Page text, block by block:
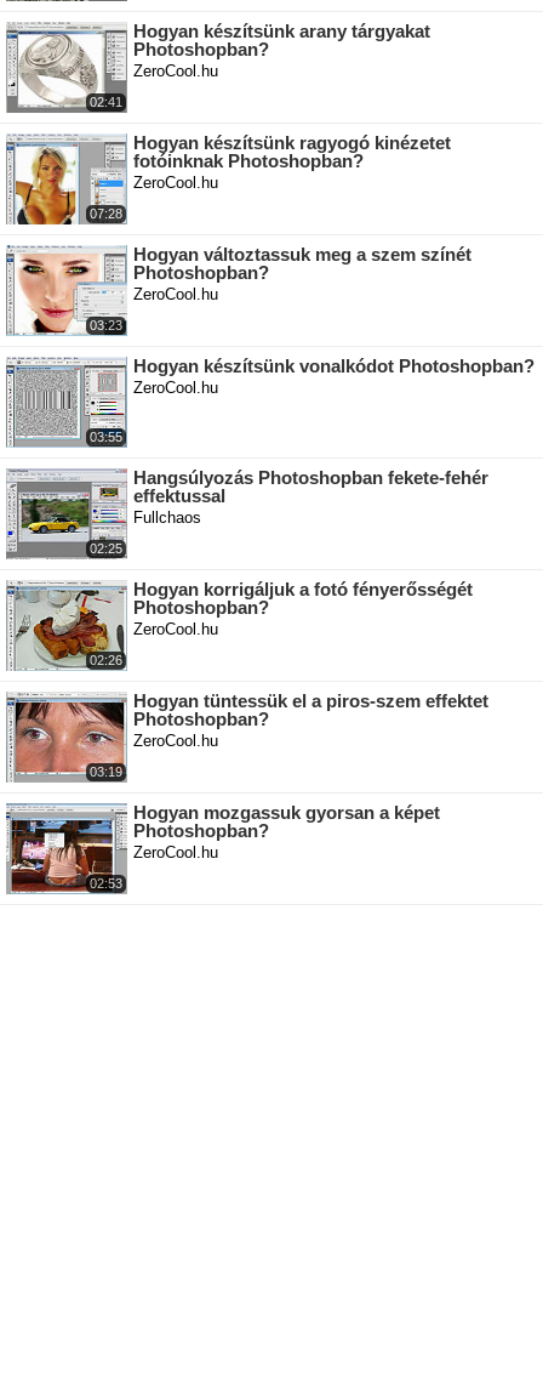
02:41
Hogyan készítsünk arany tárgyakat
Photoshopban?
ZeroCool.hu
07:28
Hogyan készítsünk ragyogó kinézetet
fotóinknak Photoshopban?
ZeroCool.hu
03:23
Hogyan változtassuk meg a szem színét
Photoshopban?
ZeroCool.hu
03:55
Hogyan készítsünk vonalkódot Photoshopban?
ZeroCool.hu
02:25
Hangsúlyozás Photoshopban fekete-fehér
effektussal
Fullchaos
02:26
Hogyan korrigáljuk a fotó fényerősségét
Photoshopban?
ZeroCool.hu
03:19
Hogyan tüntessük el a piros-szem effektet
Photoshopban?
ZeroCool.hu
02:53
Hogyan mozgassuk gyorsan a képet
Photoshopban?
ZeroCool.hu